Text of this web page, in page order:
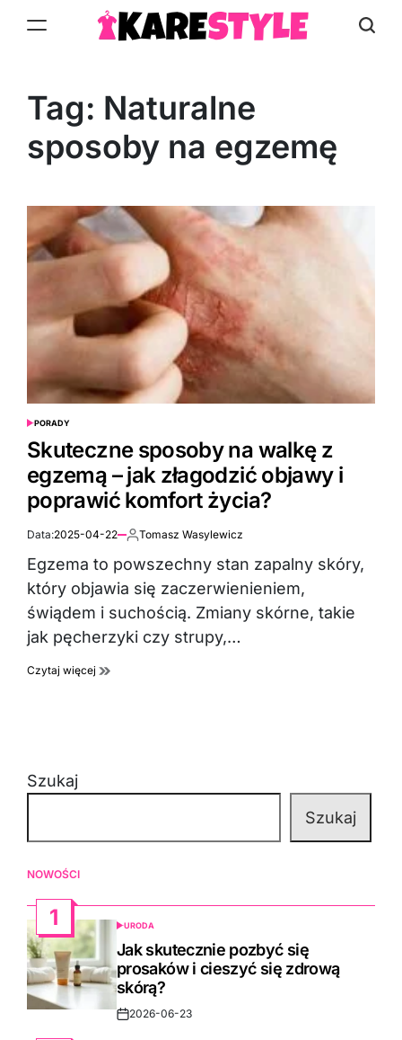
Tag: Naturalne
sposoby na egzemę
POSTED
IN
PORADY
Skuteczne sposoby na walkę z
egzemą – jak złagodzić objawy i
poprawić komfort życia?
Data:2025-04-22 Autor:
Tomasz Wasylewicz
Egzema to powszechny stan zapalny skóry,
który objawia się zaczerwienieniem,
świądem i suchością. Zmiany skórne, takie
jak pęcherzyki czy strupy,…
Czytaj więcej
Szukaj
Szukaj
NOWOŚCI
1
POSTED
IN
URODA
Jak skutecznie pozbyć się
prosaków i cieszyć się zdrową
skórą?
Post2026-06-23